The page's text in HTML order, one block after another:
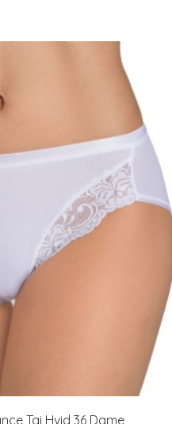
Tai Hvid 36 Dame